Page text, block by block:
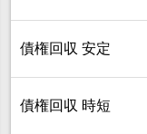
債権回収 安定
債権回収 時短